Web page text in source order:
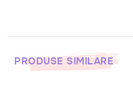
PRODUSE SIMILARE